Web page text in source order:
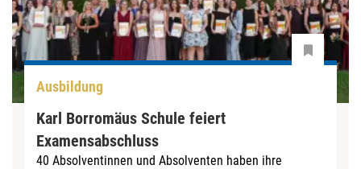
Ausbildung
Karl Borromäus Schule feiert
Examensabschluss
40 Absolventinnen und Absolventen haben ihre